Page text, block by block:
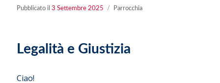
Pubblicato ilPubblicato
3 Settembre 2025 Categorie
Parrocchia
Legalità e Giustizia
Ciao!